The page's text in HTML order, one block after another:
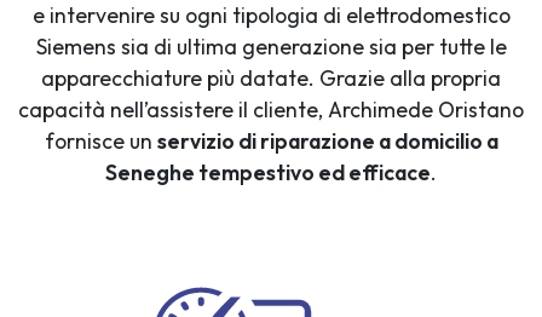
e intervenire su ogni tipologia di elettrodomestico
Siemens sia di ultima generazione sia per tutte le
apparecchiature più datate. Grazie alla propria
capacità nell’assistere il cliente, Archimede Oristano
fornisce un servizio di riparazione a domicilio a
Seneghe tempestivo ed efficace.